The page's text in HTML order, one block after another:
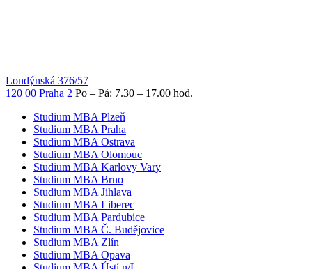
Londýnská 376/57
120 00 Praha 2 Po – Pá: 7.30 – 17.00 hod.
Studium MBA Plzeň
Studium MBA Praha
Studium MBA Ostrava
Studium MBA Olomouc
Studium MBA Karlovy Vary
Studium MBA Brno
Studium MBA Jihlava
Studium MBA Liberec
Studium MBA Pardubice
Studium MBA Č. Budějovice
Studium MBA Zlín
Studium MBA Opava